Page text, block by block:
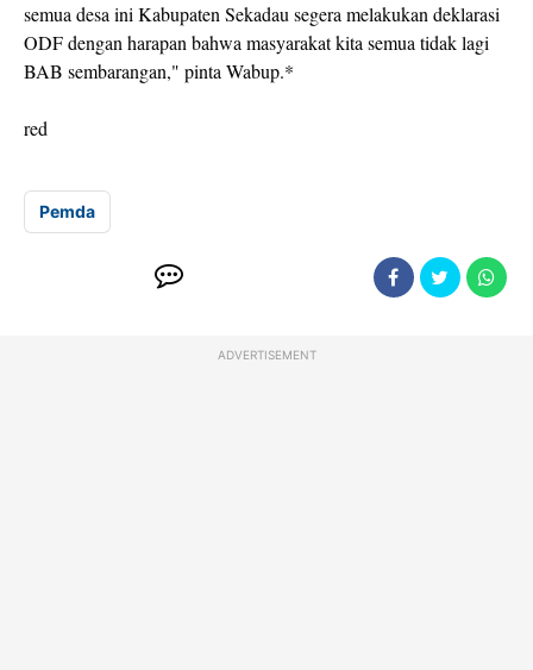
semua desa ini Kabupaten Sekadau segera melakukan deklarasi
ODF dengan harapan bahwa masyarakat kita semua tidak lagi
BAB sembarangan," pinta Wabup.*
red
Pemda
ADVERTISEMENT